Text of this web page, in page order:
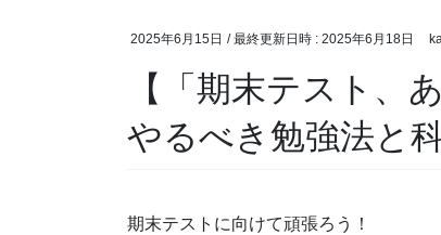
2025年6月15日 / 最終更新日時 : 2025年6月18日
【「期末テスト、
やるべき勉強法と
期末テストに向けて頑張ろう！